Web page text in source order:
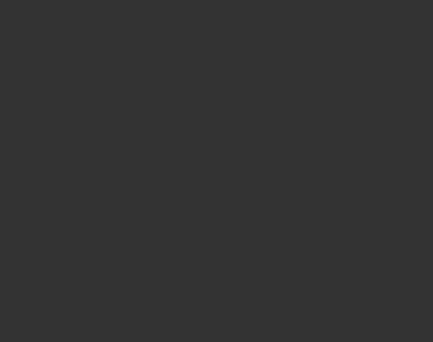
LA CARA ANTIOXIDANT
SUNNY HONEY
FOAM
REPAIR
SUNNY HONEY